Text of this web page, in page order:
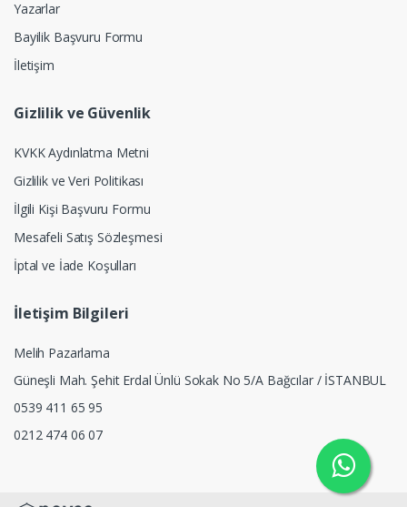
Yazarlar
Bayilik Başvuru Formu
İletişim
Gizlilik ve Güvenlik
KVKK Aydınlatma Metni
Gizlilik ve Veri Politikası
İlgili Kişi Başvuru Formu
Mesafeli Satış Sözleşmesi
İptal ve İade Koşulları
İletişim Bilgileri
Melih Pazarlama
Güneşli Mah. Şehit Erdal Ünlü Sokak No 5/A Bağcılar / İSTANBUL
0539 411 65 95
0212 474 06 07